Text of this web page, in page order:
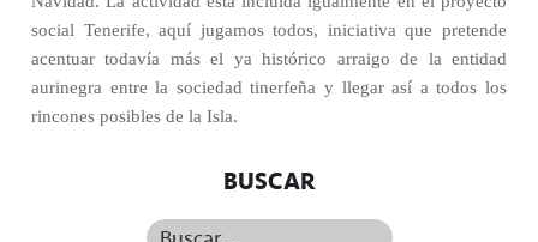
social Tenerife, aquí jugamos todos, iniciativa que pretende
acentuar todavía más el ya histórico arraigo de la entidad
aurinegra entre la sociedad tinerfeña y llegar así a todos los
rincones posibles de la Isla.
BUSCAR
Buscar...